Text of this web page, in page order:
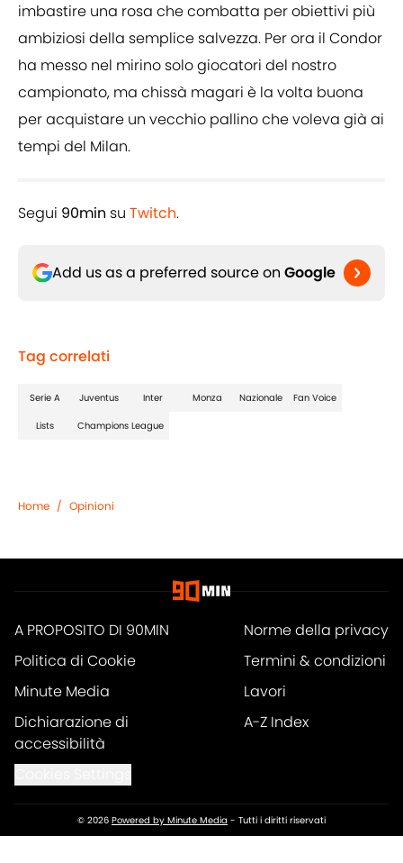
imbastire una rosa che combatta per obiettivi più
ambiziosi della semplice salvezza. Per ora il Condor
ha messo nel mirino solo giocatori del nostro
campionato, ma chissà magari è la volta buona
per acquistare un vecchio pallino che voleva già ai
tempi del Milan.
Segui 90min su Twitch.
Add us as a preferred source on Google
Tag correlati
Serie A Juventus Inter Monza Nazionale Fan Voice
Lists Champions League
Home / Opinioni
A PROPOSITO DI 90MIN
Norme della privacy
Politica di Cookie
Termini & condizioni
Minute Media
Lavori
Dichiarazione di
accessibilità
A-Z Index
© 2026 Powered by Minute Media - Tutti i diritti riservati